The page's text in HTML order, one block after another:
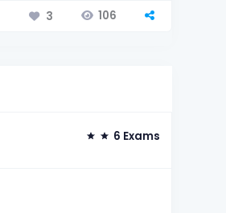
3 106
6 Exams